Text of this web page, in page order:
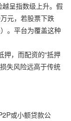
呈指数级上升。假
元，若股票下跌
。平台为覆盖这种
押，而配资的“抵押
失风险远高于传统
或小额贷款公